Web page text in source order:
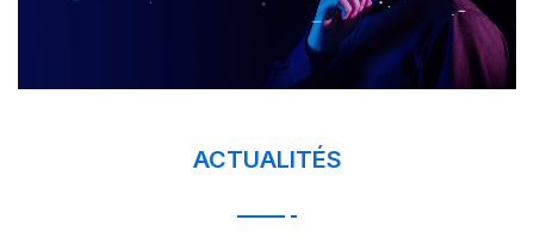
ACTUALITÉS